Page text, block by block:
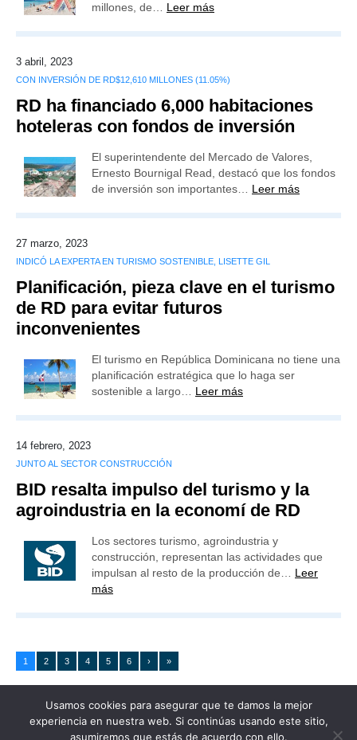
millones, de… Leer más
3 abril, 2023
CON INVERSIÓN DE RD$12,610 MILLONES (11.05%)
RD ha financiado 6,000 habitaciones
hoteleras con fondos de inversión
El superintendente del Mercado de Valores,
Ernesto Bournigal Read, destacó que los fondos
de inversión son importantes… Leer más
27 marzo, 2023
INDICÓ LA EXPERTA EN TURISMO SOSTENIBLE, LISETTE GIL
Planificación, pieza clave en el turismo
de RD para evitar futuros
inconvenientes
El turismo en República Dominicana no tiene una
planificación estratégica que lo haga ser
sostenible a largo… Leer más
14 febrero, 2023
JUNTO AL SECTOR CONSTRUCCIÓN
BID resalta impulso del turismo y la
agroindustria en la economí de RD
Los sectores turismo, agroindustria y
construcción, representan las actividades que
impulsan al resto de la producción de… Leer
más
1 2 3 4 5 6 › »
Usamos cookies para asegurar que te damos la mejor
experiencia en nuestra web. Si continúas usando este sitio,
asumiremos que estás de acuerdo con ello.
Publicidad Redacción Contacto